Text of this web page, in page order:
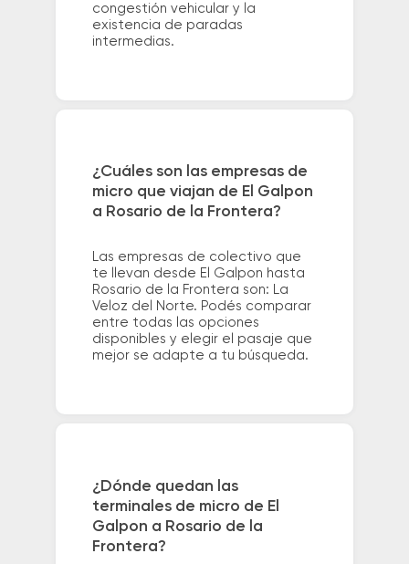
congestión vehicular y la
existencia de paradas
intermedias.
¿Cuáles son las empresas de
micro que viajan de El Galpon
a Rosario de la Frontera?
Las empresas de colectivo que
te llevan desde El Galpon hasta
Rosario de la Frontera son: La
Veloz del Norte. Podés comparar
entre todas las opciones
disponibles y elegir el pasaje que
mejor se adapte a tu búsqueda.
¿Dónde quedan las
terminales de micro de El
Galpon a Rosario de la
Frontera?